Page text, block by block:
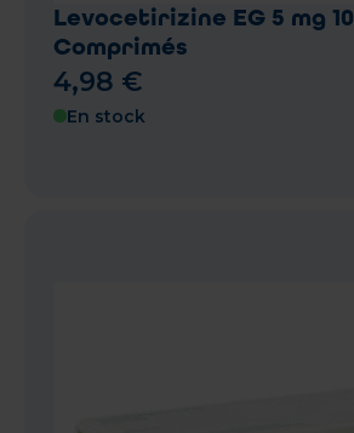
Levocetirizine EG 5 mg 10
Comprimés
4,98 €
En stock